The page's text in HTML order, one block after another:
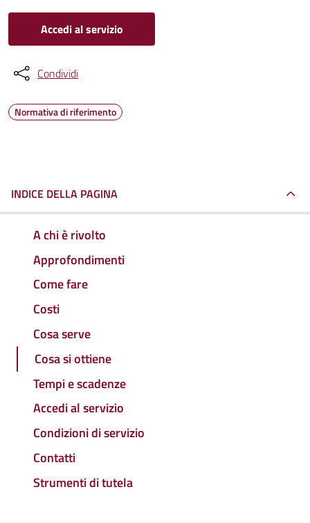
Accedi al servizio
Condividi
Normativa di riferimento
INDICE DELLA PAGINA
A chi è rivolto
Approfondimenti
Come fare
Costi
Cosa serve
Cosa si ottiene
Tempi e scadenze
Accedi al servizio
Condizioni di servizio
Contatti
Strumenti di tutela